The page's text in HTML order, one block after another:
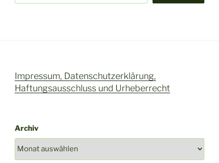
Impressum, Datenschutzerklärung,
Haftungsausschluss und Urheberrecht
Archiv